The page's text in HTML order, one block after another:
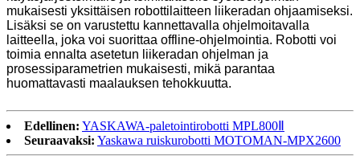
mukaisesti yksittäisen robottilaitteen liikeradan ohjaamiseksi.
Lisäksi se on varustettu kannettavalla ohjelmoitavalla
laitteella, joka voi suorittaa offline-ohjelmointia. Robotti voi
toimia ennalta asetetun liikeradan ohjelman ja
prosessiparametrien mukaisesti, mikä parantaa
huomattavasti maalauksen tehokkuutta.
Edellinen: YASKAWA-paletointirobotti MPL800Ⅱ
Seuraavaksi: Yaskawa ruiskurobotti MOTOMAN-MPX2600